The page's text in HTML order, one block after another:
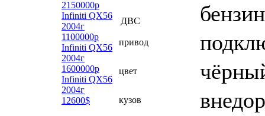
2150000р
Infiniti QX56
2004г
1100000р
Infiniti QX56
2004г
1600000р
Infiniti QX56
2004г
12600$
ДВС
привод
цвет
кузов